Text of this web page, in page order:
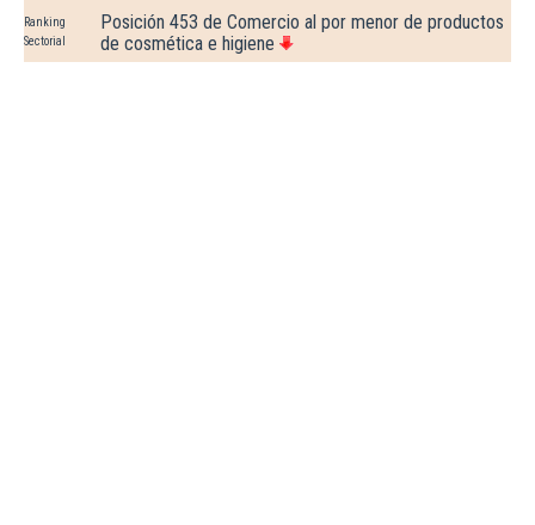
Ranking
Sectorial
Posición 453 de Comercio al por menor de productos
de cosmética e higiene